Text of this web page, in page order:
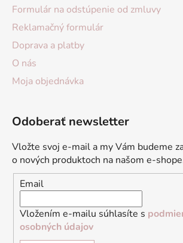
Formulár na odstúpenie od zmluvy
Reklamačný formulár
Doprava a platby
O nás
Moja objednávka
Odoberať newsletter
Vložte svoj e-mail a my Vám budeme
o nových produktoch na našom e-
Email
Vložením e-mailu súhlasíte s
osobných údajov